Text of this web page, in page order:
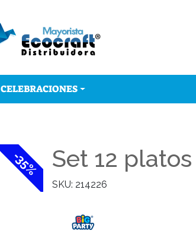
CELEBRACIONES
-35% Set 12
SKU: 214226